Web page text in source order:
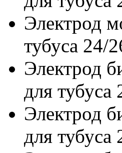
Электрод
тубуса 24/
Электрод
для
Электрод
для